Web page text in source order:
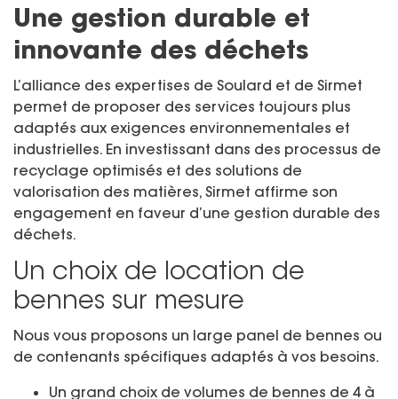
Une gestion durable et
innovante des déchets
L’alliance des expertises de Soulard et de Sirmet
permet de proposer des services toujours plus
adaptés aux exigences environnementales et
industrielles. En investissant dans des processus de
recyclage optimisés et des solutions de
valorisation des matières, Sirmet affirme son
engagement en faveur d’une gestion durable des
déchets.
Un choix de location de
bennes sur mesure
Nous vous proposons un large panel de bennes ou
de contenants spécifiques adaptés à vos besoins.
Un grand choix de volumes de bennes de 4 à